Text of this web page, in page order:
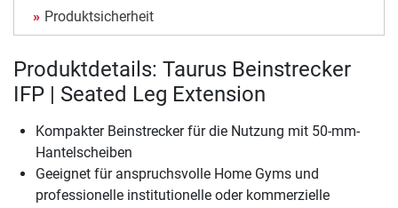
Produktsicherheit
Produktdetails: Taurus Beinstrecker
IFP | Seated Leg Extension
Kompakter Beinstrecker für die Nutzung mit 50-mm-
Hantelscheiben
Geeignet für anspruchsvolle Home Gyms und
professionelle institutionelle oder kommerzielle